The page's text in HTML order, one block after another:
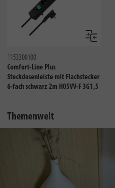
Vergleichen
1153300100
Comfort-Line Plus
Steckdosenleiste mit Flachstecker
6-fach schwarz 2m H05VV-F 3G1,5
Themenwelt